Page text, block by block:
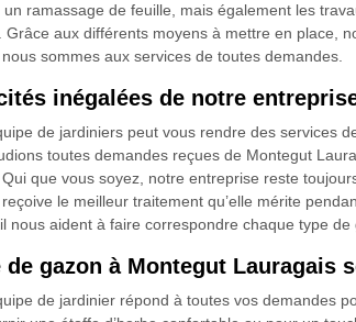
ramassage de feuille, mais également les
Grâce aux différents moyens à mettre en place,
sommes aux services de toutes demandes.
inégalées de notre
de jardiniers peut vous rendre des services
toutes demandes reçues de Montegut
que vous soyez, notre entreprise reste
le meilleur traitement qu’elle mérite
nous aident à faire correspondre chaque type de
de gazon à Montegut Lauragais
de jardinier répond à toutes vos demandes